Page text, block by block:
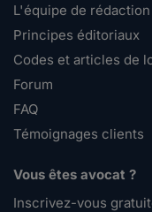
L'équipe de rédaction
Principes éditoriaux
Codes et articles de
Forum
FAQ
Témoignages clients
Vous êtes avocat ?
Inscrivez-vous